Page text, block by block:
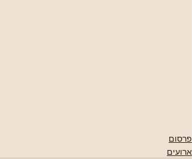
פרסום
ארועים